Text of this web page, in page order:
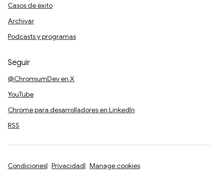
Casos de éxito
Archivar
Podcasts y programas
Seguir
@ChromiumDev en X
YouTube
Chrome para desarrolladores en LinkedIn
RSS
Condiciones Privacidad Manage cookies